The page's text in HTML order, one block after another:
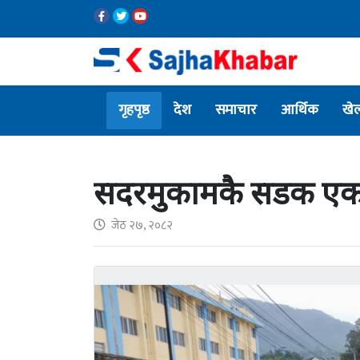
गृहपृष्ठ देश समाचार आर्थिक
सदरमुकामकै सडक
जेठ २७, २०८२